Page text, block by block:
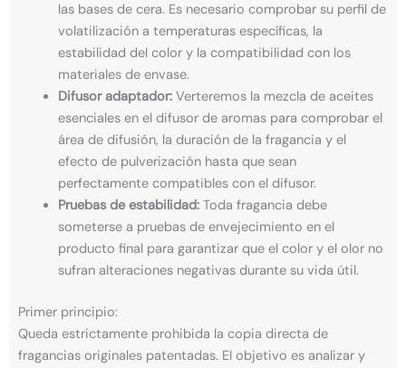
las bases de cera. Es necesario comprobar su perfil de
volatilización a temperaturas específicas, la
estabilidad del color y la compatibilidad con los
materiales de envase.
Difusor adaptador:Verteremos la mezcla de aceites
esenciales en el difusor de aromas para comprobar el
área de difusión, la duración de la fragancia y el
efecto de pulverización hasta que sean
perfectamente compatibles con el difusor.
Pruebas de estabilidad:Toda fragancia debe
someterse a pruebas de envejecimiento en el
producto final para garantizar que el color y el olor no
sufran alteraciones negativas durante su vida útil.
Primer principio:
Queda estrictamente prohibida la copia directa de
fragancias originales patentadas. El objetivo es analizar y